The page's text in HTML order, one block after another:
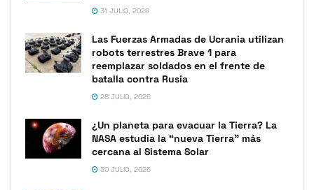
31 JULIO, 2026
Las Fuerzas Armadas de Ucrania utilizan
robots terrestres Brave 1 para
reemplazar soldados en el frente de
batalla contra Rusia
28 JULIO, 2026
¿Un planeta para evacuar la Tierra? La
NASA estudia la “nueva Tierra” más
cercana al Sistema Solar
30 JULIO, 2026